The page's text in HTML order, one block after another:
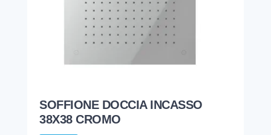
SOFFIONE DOCCIA INCASSO
38X38 CROMO